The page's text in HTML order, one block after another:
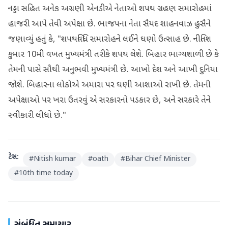
નડ્ડા સહિત અનેક અગ્રણી એનડીએ નેતાઓ શપથ ગ્રહણ સમારોહમાં
હાજરી આપે તેવી અપેક્ષા છે. ભાજપના નેતા સૈયદ શાહનવાઝ હુસૈને
જણાવ્યું હતું કે, "શપથવિધિ સમારોહને લઈને ઘણો ઉત્સાહ છે. નીતિશ
કુમાર 10મી વખત મુખ્યમંત્રી તરીકે શપથ લેશે. બિહાર ભાગ્યશાળી છે કે
તેમની પાસે સૌથી અનુભવી મુખ્યમંત્રી છે. આખો દેશ અને આખી દુનિયા
જોશે. બિહારના લોકોએ અમારા પર ઘણી આશાઓ રાખી છે. તેમની
અપેક્ષાઓ પર ખરા ઉતરવું એ સરકારનો પડકાર છે, અને સરકારે તેને
સ્વીકારી લીધો છે."
ટેગ્સ: #Nitish kumar #oath #Bihar Chief Minister
#10th time today